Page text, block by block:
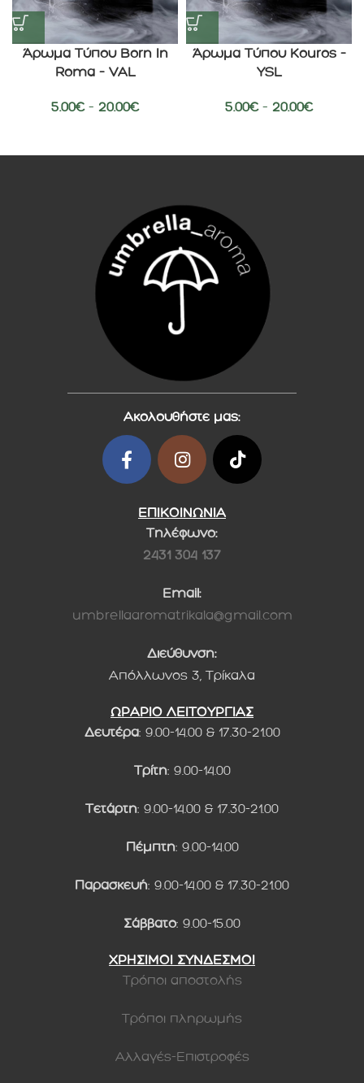
Άρωμα Τύπου Born In
Roma – VAL
5.00€ – 20.00€
Άρωμα Τύπου Kouros –
YSL
5.00€ – 20.00€
Ακολουθήστε μας:
ΕΠΙΚΟΙΝΩΝΙΑ
Τηλέφωνο:
2431 304 137
Email:
umbrellaaromatrikala@gmail.com
Διεύθυνση:
Απόλλωνος 3, Τρίκαλα
ΩΡΑΡΙΟ ΛΕΙΤΟΥΡΓΙΑΣ
Δευτέρα: 9.00-14.00 & 17.30-21.00
Τρίτη: 9.00-14.00
Τετάρτη: 9.00-14.00 & 17.30-21.00
Πέμπτη: 9.00-14.00
Παρασκευή: 9.00-14.00 & 17.30-21.00
Σάββατο: 9.00-15.00
ΧΡΗΣΙΜΟΙ ΣΥΝΔΕΣΜΟΙ
Τρόποι αποστολής
Τρόποι πληρωμής
Αλλαγές-Επιστροφές